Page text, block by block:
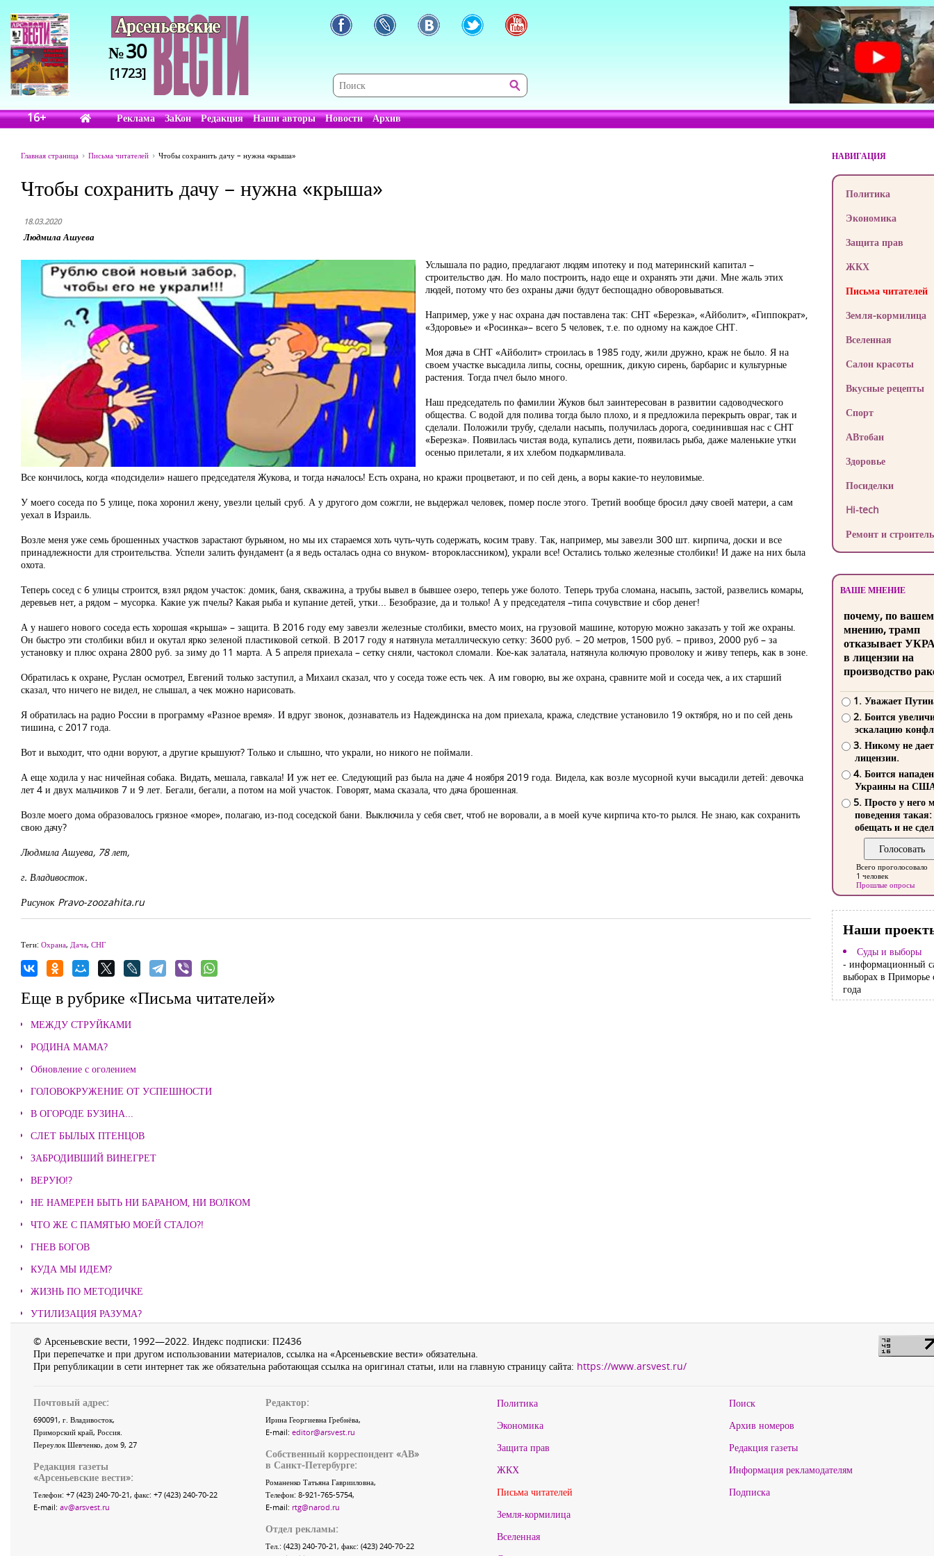
№30
[1723]
16+ Реклама ЗаКон Редакция Наши авторы Новости Архив
Главная страница Письма читателей Чтобы сохранить дачу – нужна «крыша»
Чтобы сохранить дачу – нужна «крыша»
18.03.2020
Людмила Ашуева
Услышала по радио, предлагают людям ипотеку и под материнский капитал –
строительство дач. Но мало построить, надо еще и охранять эти дачи. Мне жаль этих
людей, потому что без охраны дачи будут беспощадно обворовываться.
Например, уже у нас охрана дач поставлена так: СНТ «Березка», «Айболит», «Гиппократ»,
«Здоровье» и «Росинка»– всего 5 человек, т.е. по одному на каждое СНТ.
Моя дача в СНТ «Айболит» строилась в 1985 году, жили дружно, краж не было. Я на
своем участке высадила липы, сосны, орешник, дикую сирень, барбарис и культурные
растения. Тогда пчел было много.
Наш председатель по фамилии Жуков был заинтересован в развитии садоводческого
общества. С водой для полива тогда было плохо, и я предложила перекрыть овраг, так и
сделали. Положили трубу, сделали насыпь, получилась дорога, соединившая нас с СНТ
«Березка». Появилась чистая вода, купались дети, появилась рыба, даже маленькие утки
осенью прилетали, я их хлебом подкармливала.
Все кончилось, когда «подсидели» нашего председателя Жукова, и тогда началось! Есть охрана, но кражи процветают, и по сей день, а воры какие-то неуловимые.
У моего соседа по 5 улице, пока хоронил жену, увезли целый сруб. А у другого дом сожгли, не выдержал человек, помер после этого. Третий вообще бросил дачу своей матери, а сам
уехал в Израиль.
Возле меня уже семь брошенных участков зарастают бурьяном, но мы их стараемся хоть чуть-чуть содержать, косим траву. Так, например, мы завезли 300 шт. кирпича, доски и все
принадлежности для строительства. Успели залить фундамент (а я ведь осталась одна со внуком- второклассником), украли все! Остались только железные столбики! И даже на них была
охота.
Теперь сосед с 6 улицы строится, взял рядом участок: домик, баня, скважина, а трубы вывел в бывшее озеро, теперь уже болото. Теперь труба сломана, насыпь, застой, развелись комары,
деревьев нет, а рядом – мусорка. Какие уж пчелы? Какая рыба и купание детей, утки... Безобразие, да и только! А у председателя –типа сочувствие и сбор денег!
А у нашего нового соседа есть хорошая «крыша» – защита. В 2016 году ему завезли железные столбики, вместо моих, на грузовой машине, которую можно заказать у той же охраны.
Он быстро эти столбики вбил и окутал ярко зеленой пластиковой сеткой. В 2017 году я натянула металлическую сетку: 3600 руб. – 20 метров, 1500 руб. – привоз, 2000 руб – за
установку и плюс охрана 2800 руб. за зиму до 11 марта. А 5 апреля приехала – сетку сняли, частокол сломали. Кое-как залатала, натянула колючую проволоку и живу теперь, как в зоне.
Обратилась к охране, Руслан осмотрел, Евгений только заступил, а Михаил сказал, что у соседа тоже есть чек. А им говорю, вы же охрана, сравните мой и соседа чек, а их старший
сказал, что ничего не видел, не слышал, а чек можно нарисовать.
Я обратилась на радио России в программу «Разное время». И вдруг звонок, дознаватель из Надеждинска на дом приехала, кража, следствие установило 19 октября, но и по сей день
тишина, с 2017 года.
Вот и выходит, что одни воруют, а другие крышуют? Только и слышно, что украли, но никого не поймали.
А еще ходила у нас ничейная собака. Видать, мешала, гавкала! И уж нет ее. Следующий раз была на даче 4 ноября 2019 года. Видела, как возле мусорной кучи высадили детей: девочка
лет 4 и двух мальчиков 7 и 9 лет. Бегали, бегали, а потом на мой участок. Говорят, мама сказала, что дача брошенная.
Возле моего дома образовалось грязное «море», полагаю, из-под соседской бани. Выключила у себя свет, чтоб не воровали, а в моей куче кирпича кто-то рылся. Не знаю, как сохранить
свою дачу?
Людмила Ашуева, 78 лет,
г. Владивосток.
Рисунок Pravo-zoozahita.ru
Теги: Охрана, Дача, СНГ
Еще в рубрике «Письма читателей»
МЕЖДУ СТРУЙКАМИ
РОДИНА МАМА?
Обновление с оголением
ГОЛОВОКРУЖЕНИЕ ОТ УСПЕШНОСТИ
В ОГОРОДЕ БУЗИНА...
СЛЕТ БЫЛЫХ ПТЕНЦОВ
ЗАБРОДИВШИЙ ВИНЕГРЕТ
ВЕРУЮ!?
НЕ НАМЕРЕН БЫТЬ НИ БАРАНОМ, НИ ВОЛКОМ
ЧТО ЖЕ С ПАМЯТЬЮ МОЕЙ СТАЛО?!
ГНЕВ БОГОВ
КУДА МЫ ИДЕМ?
ЖИЗНЬ ПО МЕТОДИЧКЕ
УТИЛИЗАЦИЯ РАЗУМА?
НАВИГАЦИЯ
Политика
Экономика
Защита прав
ЖКХ
Письма читателей
Земля-кормилица
Вселенная
Салон красоты
Вкусные рецепты
Спорт
АВтобан
Здоровье
Посиделки
Hi-tech
Ремонт и
ВАШЕ МНЕНИЕ
почему, по
мнению, трамп
отказывает
в лицензии на
производство
1. Уважает
2. Боится
эскалацию
3. Никому не
лицензии.
4. Боится
Украины на
5. Просто у него
поведения такая:
обещать и не
Всего проголосовало
1 человек
Прошлые опросы
Наши
Суды и выборы
- информационный
выборах в Приморье
года
© Арсеньевские вести, 1992—2022. Индекс подписки: П2436
При перепечатке и при другом использовании материалов, ссылка на «Арсеньевские вести» обязательна.
При републикации в сети интернет так же обязательна работающая ссылка на оригинал статьи, или на главную страницу сайта: https://www.arsvest.ru/
Почтовый адрес:
690091, г. Владивосток,
Приморский край, Россия.
Переулок Шевченко, дом 9, 27
Редакция газеты
«Арсеньевские вести»:
Телефон: +7 (423) 240-70-21, факс: +7 (423) 240-70-22
E-mail: av@arsvest.ru
Редактор:
Ирина Георгиевна Гребнёва,
E-mail: editor@arsvest.ru
Собственный корреспондент «АВ»
в Санкт-Петербурге:
Романенко Татьяна Гаврииловна,
Телефон: 8-921-765-5754,
E-mail: rtg@narod.ru
Отдел рекламы:
Тел.: (423) 240-70-21, факс: (423) 240-70-22
Политика
Экономика
Защита прав
ЖКХ
Письма читателей
Земля-кормилица
Вселенная
Поиск
Архив номеров
Редакция газеты
Информация рекламодателям
Подписка